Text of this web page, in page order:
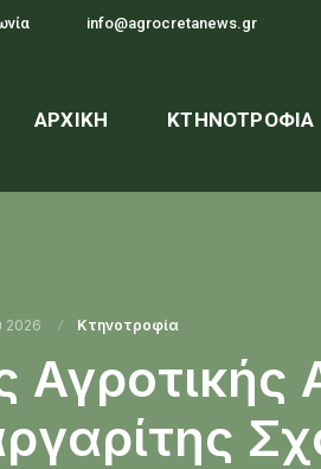
info@agrocretanews.gr
ΑΡΧΙΚΉ ΚΤΗΝΟΤΡΟΦΊΑ
2026 Κτηνοτροφία